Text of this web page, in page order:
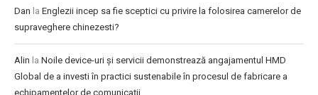
Dan la Englezii incep sa fie sceptici cu privire la folosirea camerelor de
supraveghere chinezesti?
Alin la Noile device-uri și servicii demonstrează angajamentul HMD
Global de a investi în practici sustenabile în procesul de fabricare a
echipamentelor de comunicații